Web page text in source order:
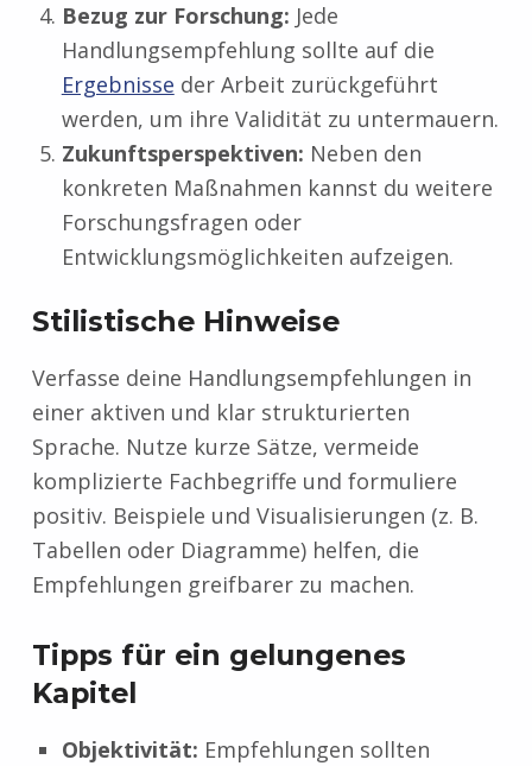
Bezug zur Forschung: Jede
Handlungsempfehlung sollte auf die
Ergebnisse der Arbeit zurückgeführt
werden, um ihre Validität zu untermauern.
Zukunftsperspektiven: Neben den
konkreten Maßnahmen kannst du weitere
Forschungsfragen oder
Entwicklungsmöglichkeiten aufzeigen.
Stilistische Hinweise
Verfasse deine Handlungsempfehlungen in
einer aktiven und klar strukturierten
Sprache. Nutze kurze Sätze, vermeide
komplizierte Fachbegriffe und formuliere
positiv. Beispiele und Visualisierungen (z. B.
Tabellen oder Diagramme) helfen, die
Empfehlungen greifbarer zu machen.
Tipps für ein gelungenes
Kapitel
Objektivität: Empfehlungen sollten